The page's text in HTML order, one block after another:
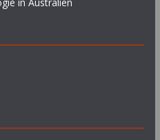
in Australien